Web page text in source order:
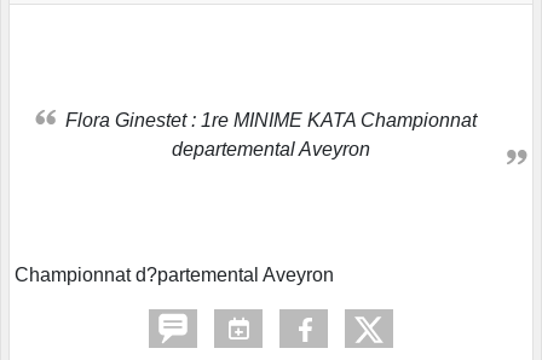
Flora Ginestet : 1re MINIME KATA Championnat
departemental Aveyron
Championnat d?partemental Aveyron